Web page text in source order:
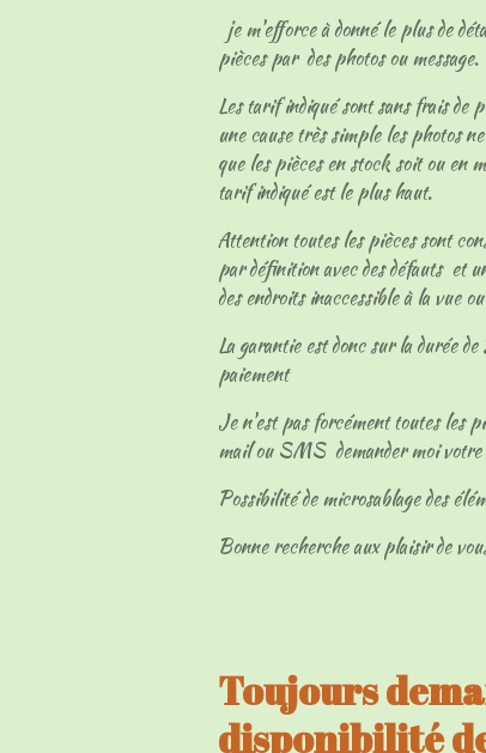
je m'efforce à donné le plus de
pièces par des photos ou message.
Les tarif indiqué sont sans frais
une cause très simple les photos
que les pièces en stock soit ou en
tarif indiqué est le plus haut.
Attention toutes les pièces sont
par définition avec des défauts et
des endroits inaccessible à la vue
La garantie est donc sur la durée
paiement
Je n'est pas forcément toutes les
mail ou SMS demander moi votre
Possibilité de microsablage des
Bonne recherche aux plaisir de
Toujours
disponibilité